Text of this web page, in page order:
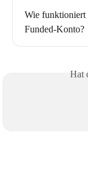
Wie funktioniert
Funded-Konto?
Hat